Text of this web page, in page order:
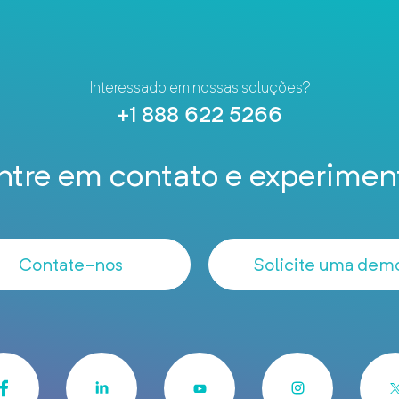
Interessado em nossas soluções?
+1 888 622 5266
em contato e
Contate-nos Solicite uma